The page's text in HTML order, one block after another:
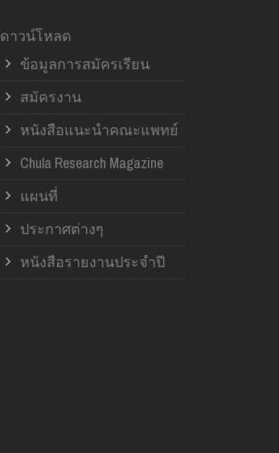
ดาวน์โหลด
ข้อมูลการสมัครเรียน
สมัครงาน
หนังสือแนะนำคณะแพทย์
Chula Research Magazine
แผนที่
ประกาศต่างๆ
หนังสือรายงานประจำปี